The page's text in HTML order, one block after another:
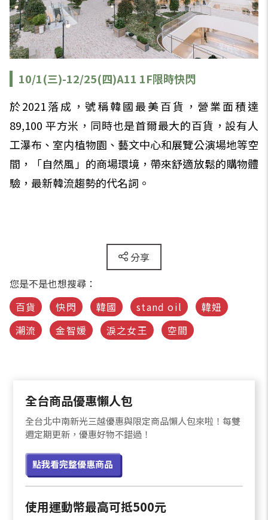
10/1(三)-12/25(四)A11 1F限時快閃
於2021落成，號稱韓國最美百貨，營業面積達
89,100 平方米，同時也是首爾最大的百貨，設有人
工瀑布、室内植物園、藝文中心和展覽公演場地等空
間，「自然風」的商場環境，帶來舒適放鬆的購物體
驗，最新韓流趨勢的代名詞。
分享
您是不是也想搜尋：
百貨
快閃 韓國 stand oil
韓妞
潮流
金智媛 淚之女王 空間
全台商品優惠懶人包
全台北中南新光三越優惠與限定商品懶人包來啦！每雙
週定期更新，優惠好物不錯過！
點我看完整優惠商品
使用運動幣最高可抵500元